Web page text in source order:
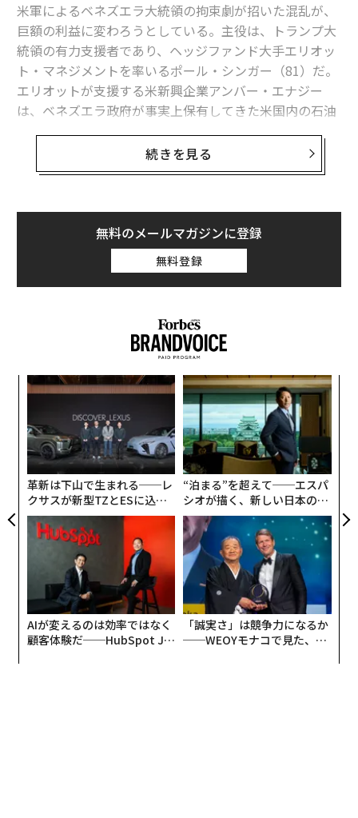
ベネズエラから巨額の利益を得る、「トランプ支持者」とエネルギー業界
の大物
ベッセント米財務長官、米国の大手石油会社は「ベネズエラに無関心」と
発言
ベネズエラ攻撃でトランプの資産は約220億円増加、暗号資産関連が値上が
米国、ベネズエラ関連の石油タンカー2隻を拿捕
ドナルド・トランプ アメリカ
ラテンアメリカ/中南米
ベネズエラ・ボリバル共和国
米軍によるベネズエラ大統領の拘束劇が招いた混乱が、
巨額の利益に変わろうとしている。主役は、トランプ大
統領の有力支援者であり、ヘッジファンド大手エリオッ
ト・マネジメントを率いるポール・シンガー（81）だ。
エリオットが支援する米新興企業アンバー・エナジー
は、ベネズエラ政府が事実上保有してきた米国内の石油
精製会社「シトゴ（CITGO）」を、競売を通じ市場価値
の半値近い金額で手中に収めた。売却代金はベネズエラ
政府や国営石油会社PDVSAに渡らない。資産差し押さえ
長年の制裁と失政で債務不履行に陥った国家の優良資産
を、法的手段を駆使して安値で買い叩く。この「先見の
明」ある取引には、シンガーだけでなく、ゴールドマ
ン・サックス出身者やエネルギー業界の重鎮も一枚噛ん
たかな富の分配劇。その内幕と、巨利を手にするトラン
プ支持者たちの正体に迫る。
トランプ支援者とウォール街の投資家、石油精
製会社シトゴ買収に集結
現地時間1月3日未明、米軍がベネズエラのマドゥロ大統
領を拘束した。この動きで最も利益を得る人物として、
ヘッジファンド大手エリオット・マネジメントを率いる
ポール・シンガーの名が取り沙汰された。
続きを見る
無料のメールマガジンに登録
無料登録
革新は下山で生まれる──レ
クサスが新型TZとESに込め
た「DISCOVER」の哲学
“泊まる”を超えて──エスパ
シオが描く、新しい日本のラ
グジュアリー（前編）
AIが変えるのは効率ではなく
顧客体験だ──HubSpot Ja
「誠実さ」は競争力になるか
──WEOYモナコで見た、く